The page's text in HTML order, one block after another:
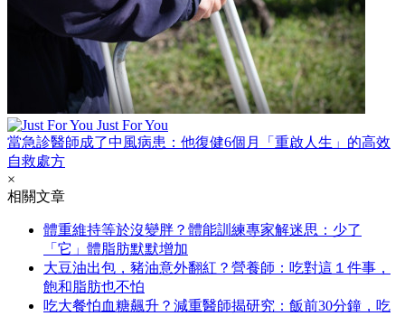
Just For You
當急診醫師成了中風病患：他復健6個月「重啟人生」的高效
自救處方
×
相關文章
體重維持等於沒變胖？體能訓練專家解迷思：少了
「它」體脂肪默默增加
大豆油出包，豬油意外翻紅？營養師：吃對這１件事，
飽和脂肪也不怕
吃大餐怕血糖飆升？減重醫師揭研究：飯前30分鐘，吃